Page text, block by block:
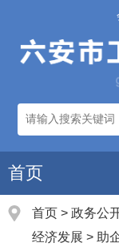
首页
首页 > 政务公
经济发展 > 助